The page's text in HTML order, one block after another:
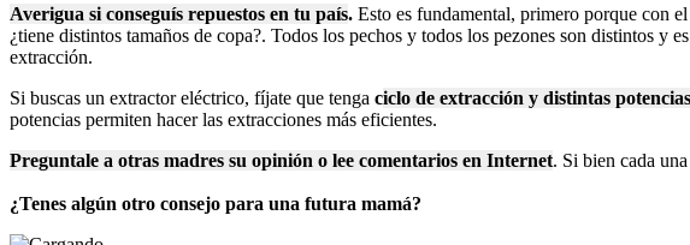
Averigua si conseguís repuestos en tu país. Esto es fundamental, primero porque con
¿tiene distintos tamaños de copa?. Todos los pechos y todos los pezones son distintos y
extracción.
Si buscas un extractor eléctrico, fíjate que tenga ciclo de extracción y distintas potencias
potencias permiten hacer las extracciones más eficientes.
Preguntale a otras madres su opinión o lee comentarios en Internet. Si bien cada
¿Tenes algún otro consejo para una futura mamá?